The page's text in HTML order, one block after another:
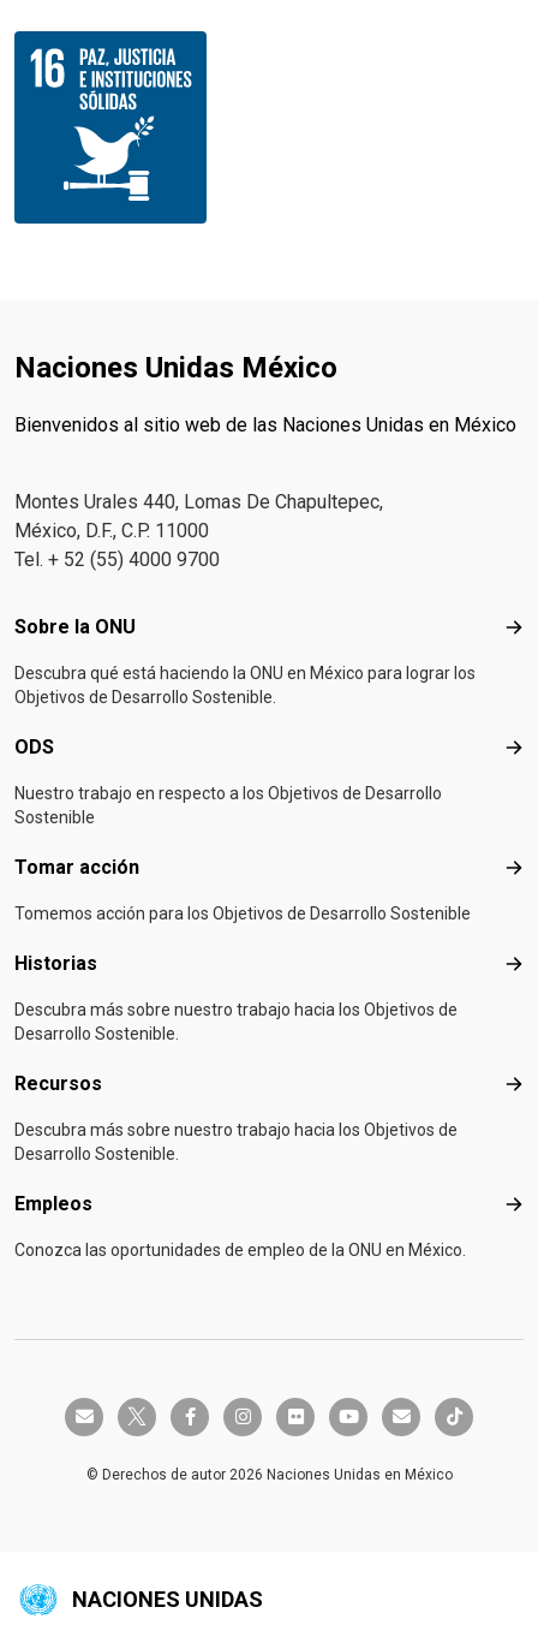
Naciones Unidas México
Bienvenidos al sitio web de las Naciones Unidas en México
Montes Urales 440, Lomas De Chapultepec,
México, D.F., C.P. 11000
Tel. + 52 (55) 4000 9700
Footer menu
Sobre la ONU
Descubra qué está haciendo la ONU en México para lograr los
Objetivos de Desarrollo Sostenible.
ODS
Nuestro trabajo en respecto a los Objetivos de Desarrollo
Sostenible
Tomar acción
Tomemos acción para los Objetivos de Desarrollo Sostenible
Historias
Descubra más sobre nuestro trabajo hacia los Objetivos de
Desarrollo Sostenible.
Recursos
Descubra más sobre nuestro trabajo hacia los Objetivos de
Desarrollo Sostenible.
Empleos
Conozca las oportunidades de empleo de la ONU en México.
envelopetwitter-x facebook-finstagramflickr youtube envelopetiktok
© Derechos de autor 2026 Naciones Unidas en México
NACIONES UNIDAS